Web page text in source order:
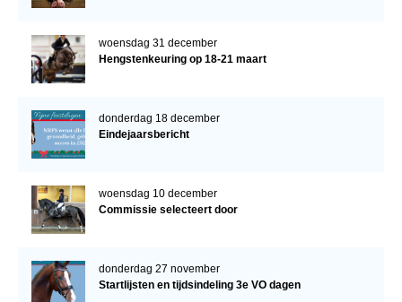
woensdag 31 december
Hengstenkeuring op 18-21 maart
donderdag 18 december
Eindejaarsbericht
woensdag 10 december
Commissie selecteert door
donderdag 27 november
Startlijsten en tijdsindeling 3e VO dagen